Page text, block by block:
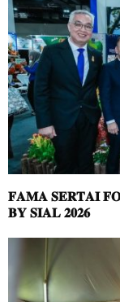
𝐅𝐀𝐌𝐀 𝐒𝐄𝐑𝐓𝐀𝐈
𝐁𝐘 𝐒𝐈𝐀𝐋 𝟐𝟎𝟐𝟔